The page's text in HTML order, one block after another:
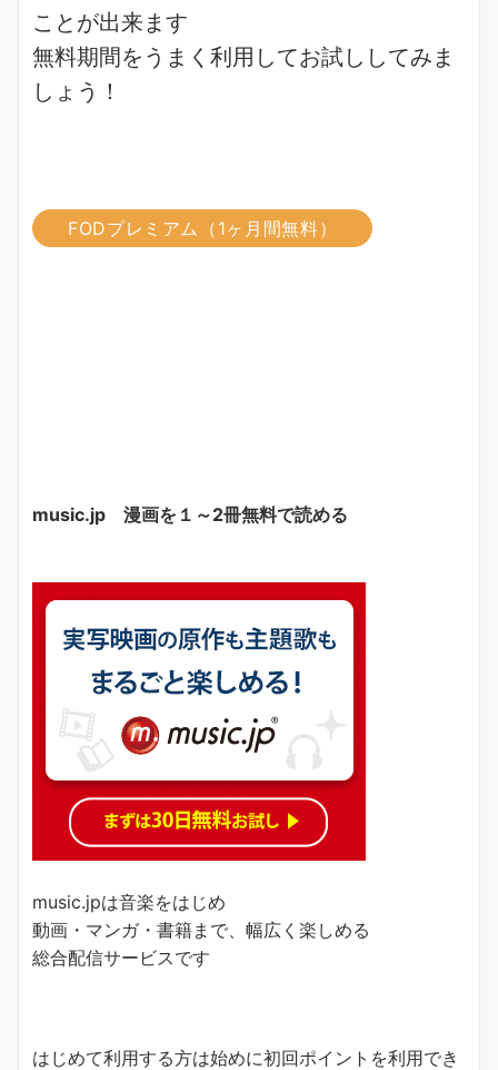
ことが出来ます
無料期間をうまく利用してお試ししてみま
しょう！
FODプレミアム（1ヶ月間無料）
music.jp 漫画を１～2冊無料で読める
music.jpは音楽をはじめ
動画・マンガ・書籍まで、幅広く楽しめる
総合配信サービスです
はじめて利用する方は始めに初回ポイントを利用でき